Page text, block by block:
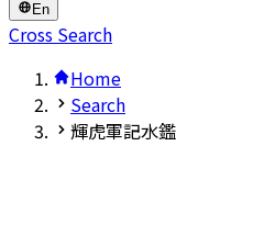
En
Cross Search
Home
Search
輝虎軍記水鑑